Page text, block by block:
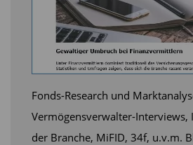
Fonds-Research und
Vermögensverwalter-Interviews,
der Branche, MiFID, 34f, u.v.m.